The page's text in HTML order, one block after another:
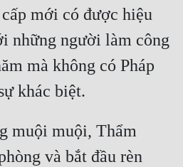
mới có được hiệu
những người làm công
mà không có Pháp
muội muội, Thẩm
và bắt đầu rèn